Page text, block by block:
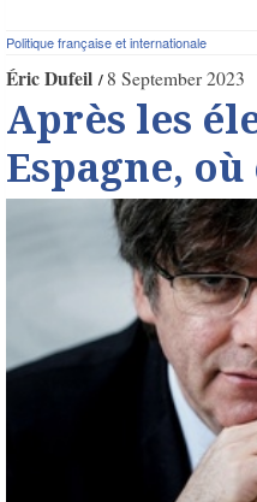
Politique française et internationale
Éric Dufeil 8 September 2023
Après les
Espagne, où